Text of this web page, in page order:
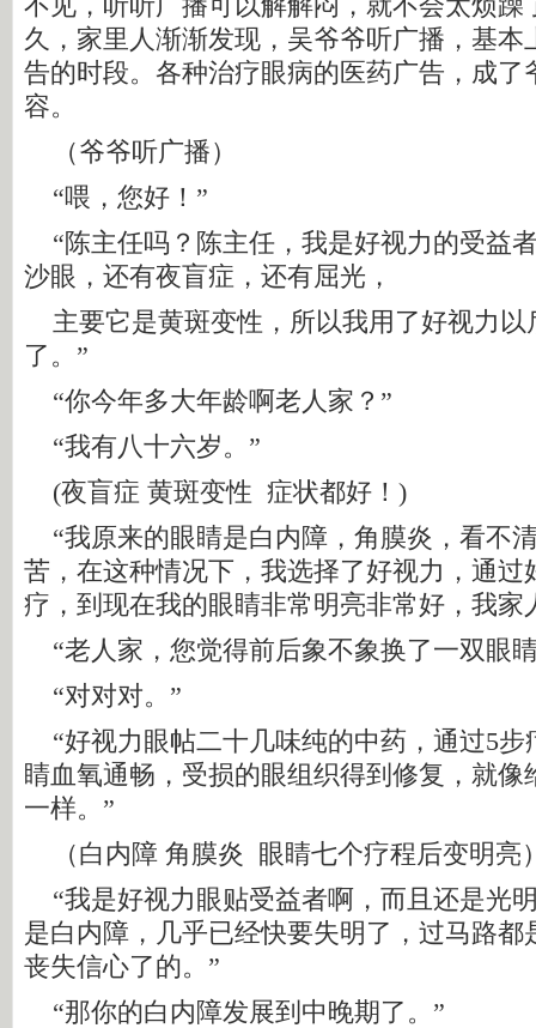
久，家里人渐渐发现，吴爷爷听广播，基本
告的时段。各种治疗眼病的医药广告，成了
容。
（爷爷听广播）
“喂，您好！”
“陈主任吗？陈主任，我是好视力的受益
沙眼，还有夜盲症，还有屈光，
主要它是黄斑变性，所以我用了好视力以
了。”
“你今年多大年龄啊老人家？”
“我有八十六岁。”
(夜盲症 黄斑变性 症状都好！)
“我原来的眼睛是白内障，角膜炎，看不
苦，在这种情况下，我选择了好视力，通过
疗，到现在我的眼睛非常明亮非常好，我家
“老人家，您觉得前后象不象换了一双眼
“对对对。”
“好视力眼帖二十几味纯的中药，通过5步
睛血氧通畅，受损的眼组织得到修复，就像
一样。”
（白内障 角膜炎 眼睛七个疗程后变明亮
“我是好视力眼贴受益者啊，而且还是光
是白内障，几乎已经快要失明了，过马路都
丧失信心了的。”
“那你的白内障发展到中晚期了。”